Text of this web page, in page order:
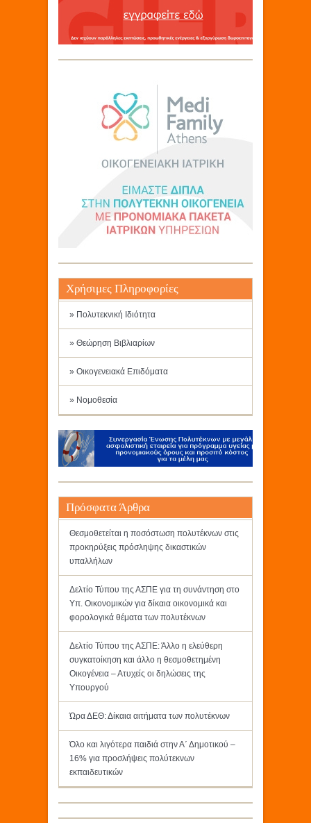
Χρήσιμες Πληροφορίες
» Πολυτεκνική Ιδιότητα
» Θεώρηση Βιβλιαρίων
» Οικογενειακά Επιδόματα
» Νομοθεσία
Πρόσφατα Άρθρα
Θεσμοθετείται η ποσόστωση πολυτέκνων στις
προκηρύξεις πρόσληψης δικαστικών
υπαλλήλων
Δελτίο Τύπου της ΑΣΠΕ για τη συνάντηση στο
Υπ. Οικονομικών για δίκαια οικονομικά και
φορολογικά θέματα των πολυτέκνων
Δελτίο Τύπου της ΑΣΠΕ: Άλλο η ελεύθερη
συγκατοίκηση και άλλο η θεσμοθετημένη
Οικογένεια – Ατυχείς οι δηλώσεις της
Υπουργού
Ώρα ΔΕΘ: Δίκαια αιτήματα των πολυτέκνων
Όλο και λιγότερα παιδιά στην Α΄ Δημοτικού –
16% για προσλήψεις πολύτεκνων
εκπαιδευτικών